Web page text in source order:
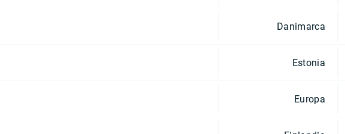
Danimarca
Estonia
Europa